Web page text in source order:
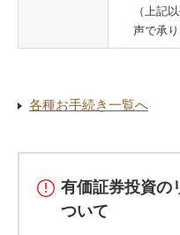
（上記
声で承り
各種お手続き一覧へ
有価証券投資の
ついて